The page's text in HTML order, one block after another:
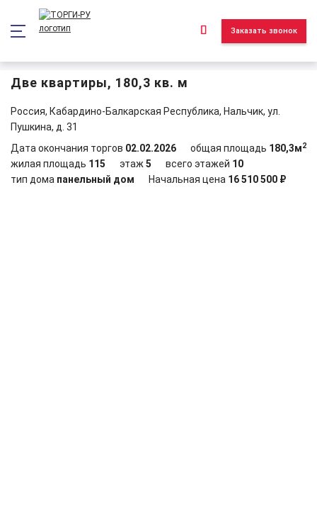
Заказать звонок
Две квартиры, 180,3 кв. м
Россия, Кабардино-Балкарская Республика, Нальчик, ул.
Пушкина, д. 31
Дата окончания торгов 02.02.2026 общая площадь 180,3м2
жилая площадь 115 этаж 5 всего этажей 10
тип дома панельный дом Начальная цена 16 510 500 ₽